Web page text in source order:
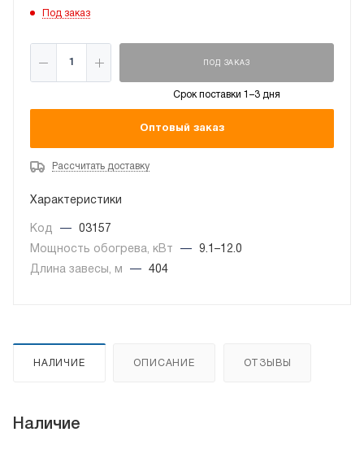
Под заказ
ПОД ЗАКАЗ
Срок поставки 1–3 дня
Оптовый заказ
Рассчитать доставку
Характеристики
Код —
03157
Мощность обогрева, кВт
—
9.1–12.0
Длина завесы, м
— 404
НАЛИЧИЕ ОПИСАНИЕ ОТЗЫВЫ
Наличие